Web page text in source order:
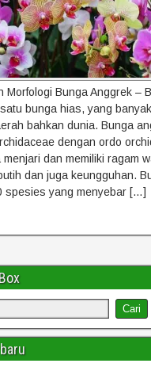
Morfologi Bunga Anggrek –
bunga hias, yang
bahkan dunia. Bunga
dengan ordo
menjari dan memiliki ragam
dan juga keungguhan.
spesies yang menyebar […]